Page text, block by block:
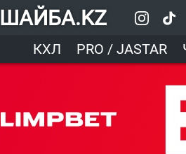
ШАЙБА.KZ
КХЛ
PRO / JASTAR